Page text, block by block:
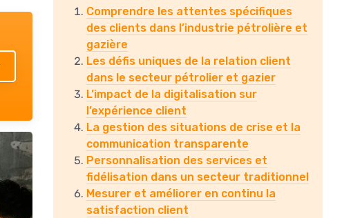
Comprendre les attentes spécifiques
des clients dans l’industrie pétrolière et
gazière
Les défis uniques de la relation client
dans le secteur pétrolier et gazier
L’impact de la digitalisation sur
l’expérience client
La gestion des situations de crise et la
communication transparente
Personnalisation des services et
fidélisation dans un secteur traditionnel
Mesurer et améliorer en continu la
satisfaction client